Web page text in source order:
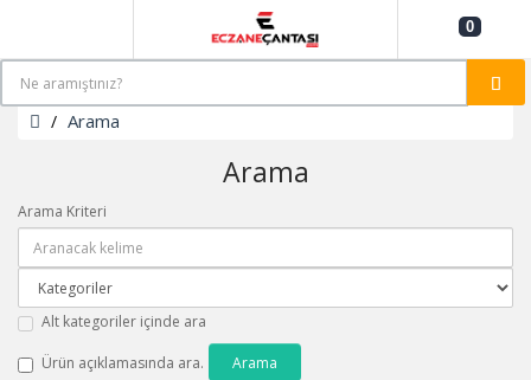
0
Arama
Arama
Arama Kriteri
Alt kategoriler içinde ara
Ürün açıklamasında ara.